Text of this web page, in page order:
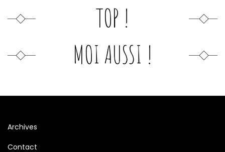
TOP !
MOI AUSSI !
Archives
Contact